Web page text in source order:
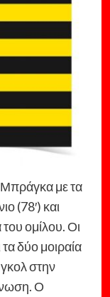
με τα
(78′) και
ομίλου. Οι
δύο μοιραία
στην
Ο